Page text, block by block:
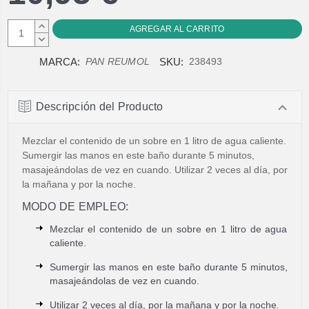
AUMENTAR
CANTIDAD:
DISMINUIR
MARCA: PAN REUMOL SKU: 238493
Descripción del Producto
Mezclar el contenido de un sobre en 1 litro de agua caliente.
Sumergir las manos en este baño durante 5 minutos,
masajeándolas de vez en cuando. Utilizar 2 veces al día, por
la mañana y por la noche.
MODO DE EMPLEO:
Mezclar el contenido de un sobre en 1 litro de agua
caliente.
Sumergir las manos en este baño durante 5 minutos,
masajeándolas de vez en cuando.
Utilizar 2 veces al día, por la mañana y por la noche.